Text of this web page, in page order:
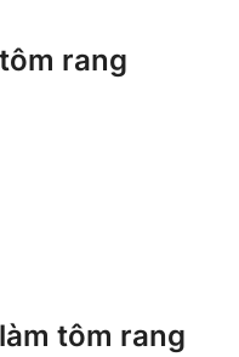
rang
tôm rang